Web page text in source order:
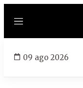
Menú
09 ago 2026